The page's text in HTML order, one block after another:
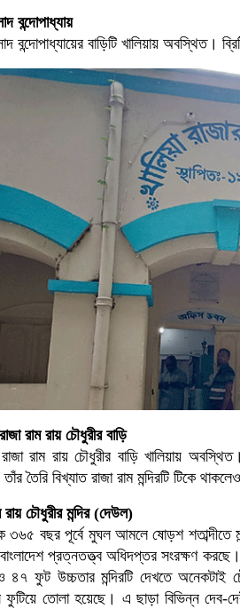
বন্দোপাধ্যায়
বন্দোপাধ্যায়ের বাড়িটি খালিয়ায় অবস্থিত।
রাম রায় চৌধুরীর বাড়ি
রাম রায় চৌধুরীর বাড়ি খালিয়ায়
তৈরি বিখ্যাত রাজা রাম মন্দিরটি টিকে
রায় চৌধুরীর মন্দির (দেউল)
৩৬৫ বছর পূর্বে মুঘল আমলে ষোড়শ শতাব্দীতে
বাংলাদেশ প্রত্নতত্ত্ব অধিদপ্তর সংরক্ষণ
ফুট উচ্চতার মন্দিরটি দেখতে অনেকটাই
ফুটিয়ে তোলা হয়েছে। এ ছাড়া বিভিন্ন দেব-